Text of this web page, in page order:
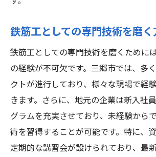
鉄筋工としての専門技術を磨
鉄筋工としての専門技術を磨くために
の経験が不可欠です。三郷市では、多
クトが進行しており、様々な現場で経
きます。さらに、地元の企業は新入社
グラムを充実させており、未経験から
術を習得することが可能です。特に、
定期的な講習会が設けられており、最